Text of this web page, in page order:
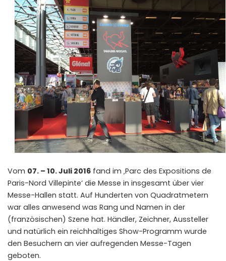
Vom 07. – 10. Juli 2016 fand im ‚Parc des Expositions de
Paris-Nord Villepinte‘ die Messe in insgesamt über vier
Messe-Hallen statt. Auf Hunderten von Quadratmetern
war alles anwesend was Rang und Namen in der
(französischen) Szene hat. Händler, Zeichner, Aussteller
und natürlich ein reichhaltiges Show-Programm wurde
den Besuchern an vier aufregenden Messe-Tagen
geboten.